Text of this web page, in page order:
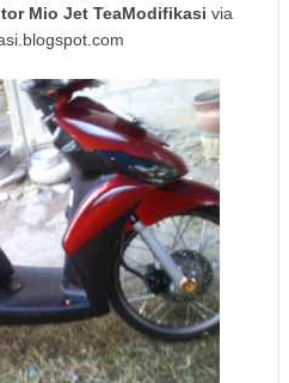
Mio Jet TeaModifikasi via